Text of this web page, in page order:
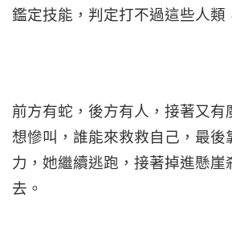
鑑定技能，判定打不過這些人類
前方有蛇，後方有人，接著又有
想慘叫，誰能來救救自己，最後
力，她繼續逃跑，接著掉進懸崖
去。